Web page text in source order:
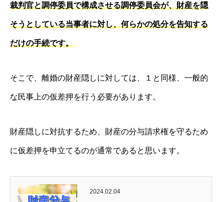
裁判官と調停委員で構成させる調停委員会が、財産を隠
そうとしている当事者に対し、何らかの処分を告知する
だけの手続です。
そこで、離婚の財産隠しに対しては、１と同様、一般的
な民事上の仮差押を行う必要があります。
財産隠しに対抗するため、財産の分与請求権を守るため
に仮差押を申立てるのが通常であると思います。
2024.02.04